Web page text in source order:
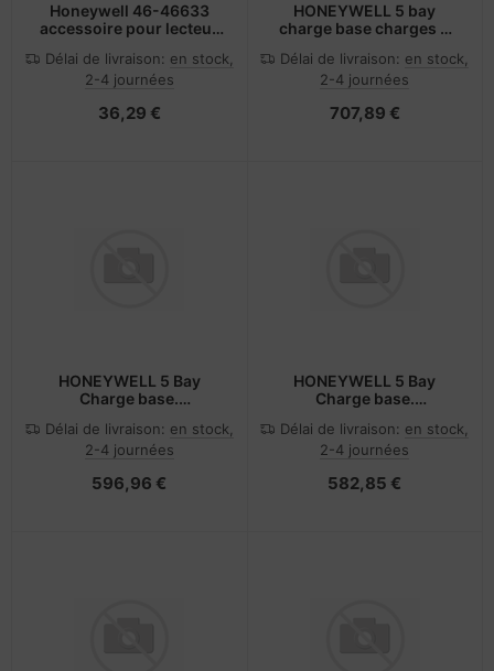
Honeywell 46-46633
accessoire pour lecteur
Délai de livraison: en stock,
2-4 journées
36,29 €
HONEYWELL 5 bay
charge base charges 4
four batteries in the 5th
Délai de livraison: en stock,
2-4 journées
707,89 €
HONEYWELL 5 Bay
Charge base.
Délai de livraison: en stock,
2-4 journées
596,96 €
HONEYWELL 5 Bay
Charge base.
Délai de livraison: en stock,
2-4 journées
582,85 €